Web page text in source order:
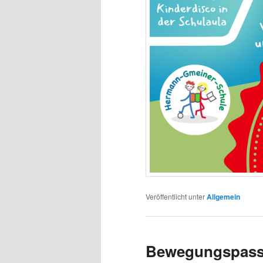
Veröffentlicht unterAllgemein